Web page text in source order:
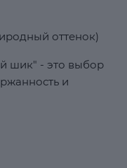
оттенок)
шик" - это выбор
и